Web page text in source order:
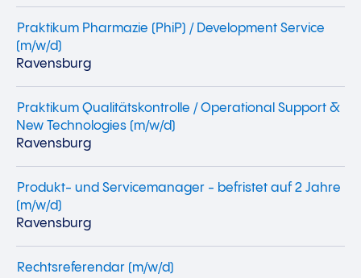
Praktikum Pharmazie (PhiP) / Development Service
(m/w/d)
Ravensburg
Praktikum Qualitätskontrolle / Operational Support &
New Technologies (m/w/d)
Ravensburg
Produkt- und Servicemanager - befristet auf 2 Jahre
(m/w/d)
Ravensburg
Rechtsreferendar (m/w/d)